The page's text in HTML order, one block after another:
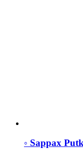
◦ Sappax